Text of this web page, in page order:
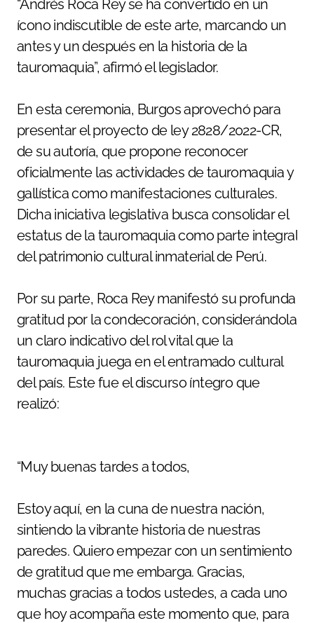
“Andrés Roca Rey se ha convertido en un
ícono indiscutible de este arte, marcando un
antes y un después en la historia de la
tauromaquia”, afirmó el legislador.
En esta ceremonia, Burgos aprovechó para
presentar el proyecto de ley 2828/2022-CR,
de su autoría, que propone reconocer
oficialmente las actividades de tauromaquia y
gallística como manifestaciones culturales.
Dicha iniciativa legislativa busca consolidar el
estatus de la tauromaquia como parte integral
del patrimonio cultural inmaterial de Perú.
Por su parte, Roca Rey manifestó su profunda
gratitud por la condecoración, considerándola
un claro indicativo del rol vital que la
tauromaquia juega en el entramado cultural
del país. Este fue el discurso íntegro que
realizó:
“Muy buenas tardes a todos,
Estoy aquí, en la cuna de nuestra nación,
sintiendo la vibrante historia de nuestras
paredes. Quiero empezar con un sentimiento
de gratitud que me embarga. Gracias,
muchas gracias a todos ustedes, a cada uno
que hoy acompaña este momento que, para